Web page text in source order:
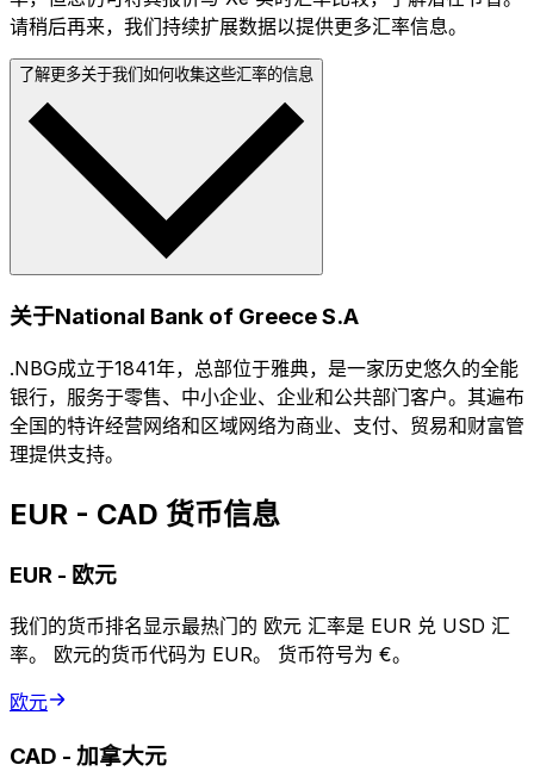
请稍后再来，我们持续扩展数据以提供更多汇率信息。
了解更多关于我们如何收集这些汇率的信息
关于National Bank of Greece S.A
.NBG成立于1841年，总部位于雅典，是一家历史悠久的全能
银行，服务于零售、中小企业、企业和公共部门客户。其遍布
全国的特许经营网络和区域网络为商业、支付、贸易和财富管
理提供支持。
EUR - CAD 货币信息
EUR - 欧元
我们的货币排名显示最热门的 欧元 汇率是 EUR 兑 USD 汇
率。 欧元的货币代码为 EUR。 货币符号为 €。
欧元
CAD - 加拿大元